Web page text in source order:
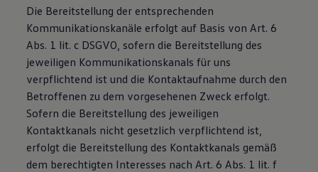
Die Bereitstellung der entsprechenden
Kommunikationskanäle erfolgt auf Basis von Art. 6
Abs. 1 lit. c DSGVO, sofern die Bereitstellung des
jeweiligen Kommunikationskanals für uns
verpflichtend ist und die Kontaktaufnahme durch den
Betroffenen zu dem vorgesehenen Zweck erfolgt.
Sofern die Bereitstellung des jeweiligen
Kontaktkanals nicht gesetzlich verpflichtend ist,
erfolgt die Bereitstellung des Kontaktkanals gemäß
dem berechtigten Interesses nach Art. 6 Abs. 1 lit. f